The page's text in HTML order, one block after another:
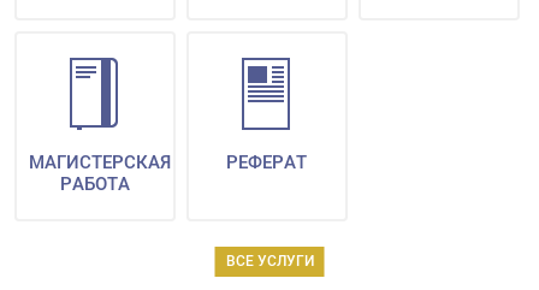
ВСЕ УСЛУГИ
МАГИСТЕРСКАЯ
РАБОТА
РЕФЕРАТ